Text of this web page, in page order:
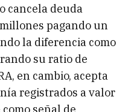
cancela deuda
pagando un
la diferencia como
su ratio de
en cambio, acepta
registrados a valor